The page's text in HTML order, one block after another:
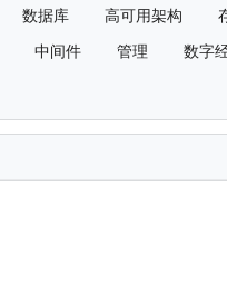
数据库 高可用架构
中间件 管理 数字